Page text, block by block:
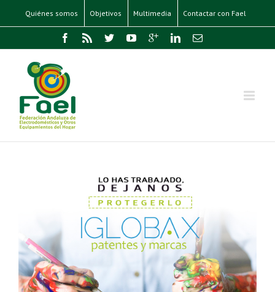
Quiénes somos Objetivos Multimedia Contactar con Fael